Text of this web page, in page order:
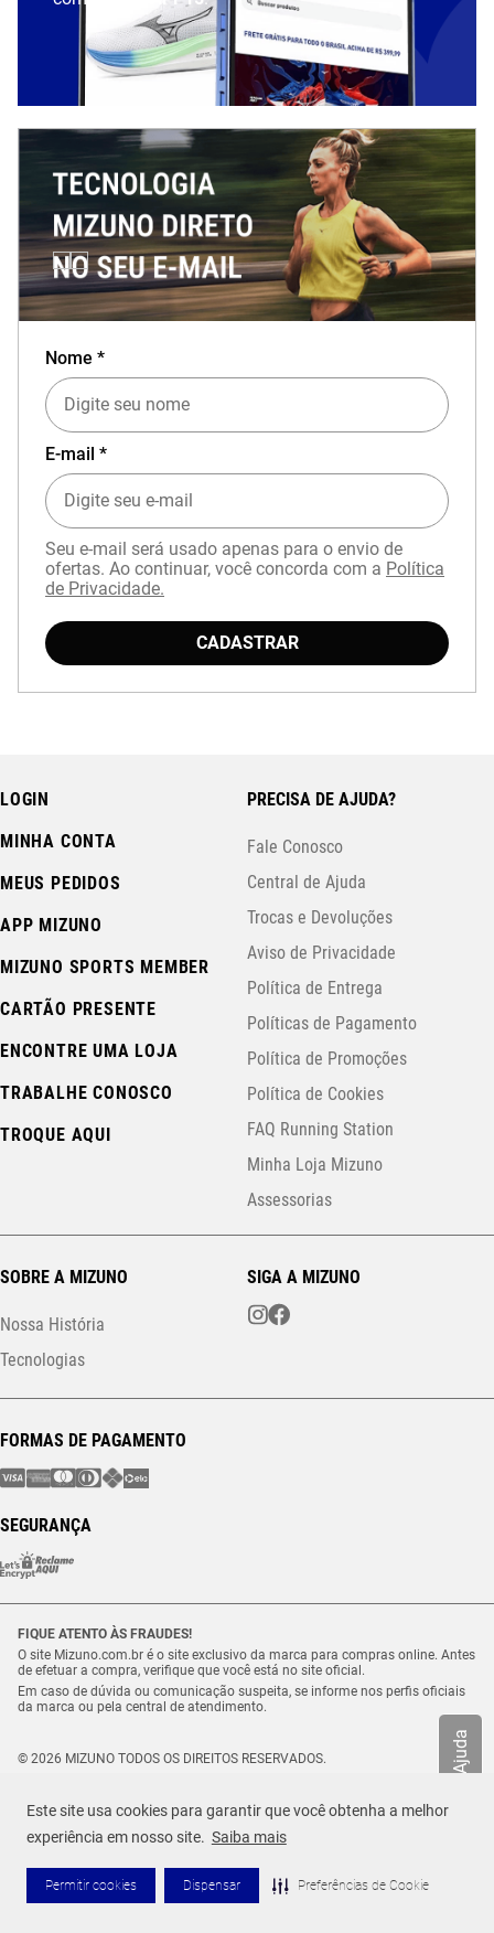
Este site usa cookies para garantir que você obtenha a melhor
experiência em nosso site. Saiba mais
Permitir cookies Dispensar Preferências de Cookie
Ajuda
TAMANHO
ADICIONAR AO CARRINHO
Nome *
E-mail *
Seu e-mail será usado apenas para o envio de
ofertas. Ao continuar, você concorda com a Política
de Privacidade.
CADASTRAR
LOGIN
MINHA CONTA
MEUS PEDIDOS
APP MIZUNO
MIZUNO SPORTS MEMBER
CARTÃO PRESENTE
ENCONTRE UMA LOJA
TRABALHE CONOSCO
TROQUE AQUI
PRECISA DE AJUDA?
Fale Conosco
Central de Ajuda
Trocas e Devoluções
Aviso de Privacidade
Política de Entrega
Políticas de Pagamento
Política de Promoções
Política de Cookies
FAQ Running Station
Minha Loja Mizuno
Assessorias
SOBRE A MIZUNO
Nossa História
Tecnologias
SIGA A MIZUNO
FORMAS DE PAGAMENTO
SEGURANÇA
FIQUE ATENTO ÀS FRAUDES!
O site Mizuno.com.br é o site exclusivo da marca para compras online. Antes
de efetuar a compra, verifique que você está no site oficial.
Em caso de dúvida ou comunicação suspeita, se informe nos perfis oficiais
da marca ou pela central de atendimento.
© 2026 MIZUNO TODOS OS DIREITOS RESERVADOS.
Estrada Municipal Luiz Lopes Neto, n.º 21 – Tenentes – CEP. 37.640-000 –
Extrema/MG